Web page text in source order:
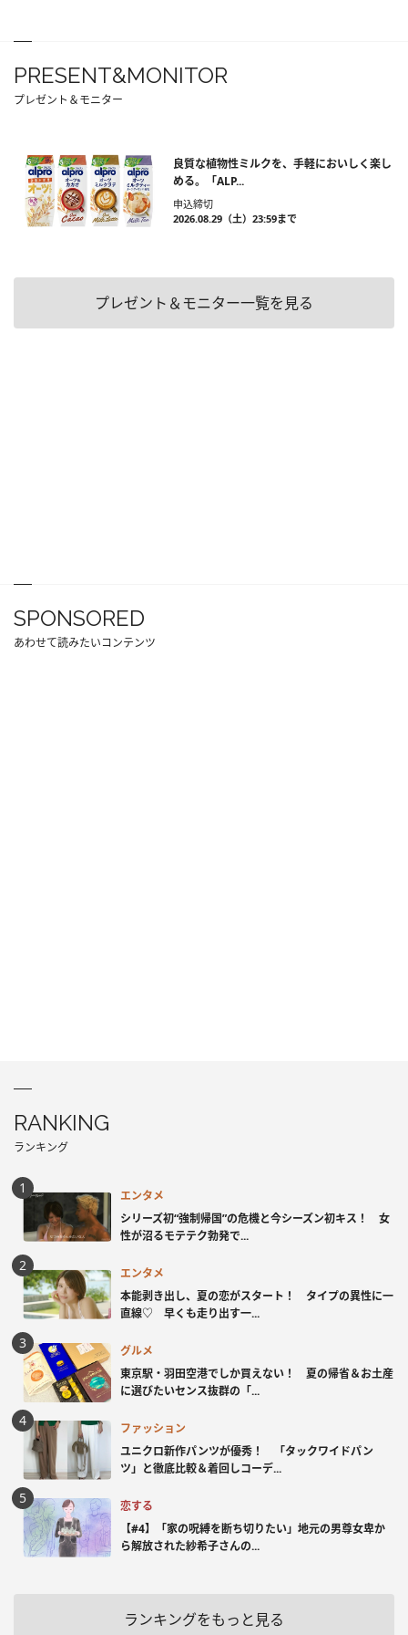
PRESENT&MONITOR
プレゼント＆モニター
良質な植物性ミルクを、手軽においしく楽し
める。「ALP...
申込締切
2026.08.29（土）23:59まで
プレゼント＆モニター一覧を見る
SPONSORED
あわせて読みたいコンテンツ
RANKING
ランキング
エンタメ
シリーズ初“強制帰国”の危機と今シーズン初キス！ 女
性が沼るモテテク勃発で...
エンタメ
本能剥き出し、夏の恋がスタート！ タイプの異性に一
直線♡ 早くも走り出す一...
グルメ
東京駅・羽田空港でしか買えない！ 夏の帰省＆お土産
に選びたいセンス抜群の「...
ファッション
ユニクロ新作パンツが優秀！ 「タックワイドパン
ツ」と徹底比較＆着回しコーデ...
恋する
【#4】「家の呪縛を断ち切りたい」地元の男尊女卑か
ら解放された紗希子さんの...
ランキングをもっと見る